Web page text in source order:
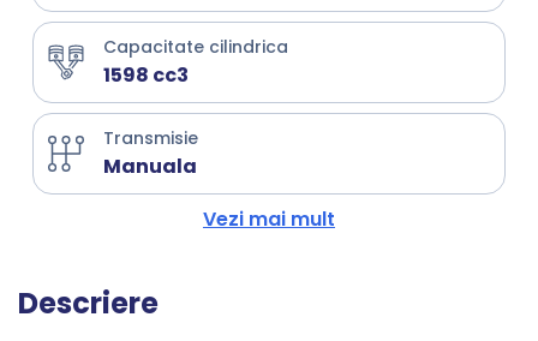
Capacitate cilindrica
1598 cc3
Transmisie
Manuala
Vezi mai mult
Descriere